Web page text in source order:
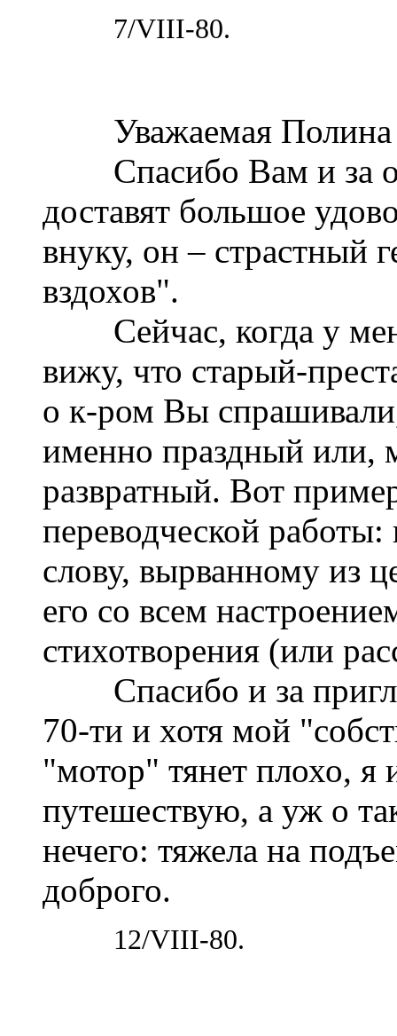
7/VIII-80.
Уважаемая Полина
Спасибо Вам и за
доставят большое
внуку, он – страстный
вздохов".
Сейчас, когда у
вижу, что старый-
о к-ром Вы
именно праздный или,
развратный. Вот
переводческой работы:
слову, вырванному из
его со всем
стихотворения (или
Спасибо и за
70-ти и хотя мой
"мотор" тянет плохо,
путешествую, а уж о
нечего: тяжела на
доброго.
12/VIII-80.